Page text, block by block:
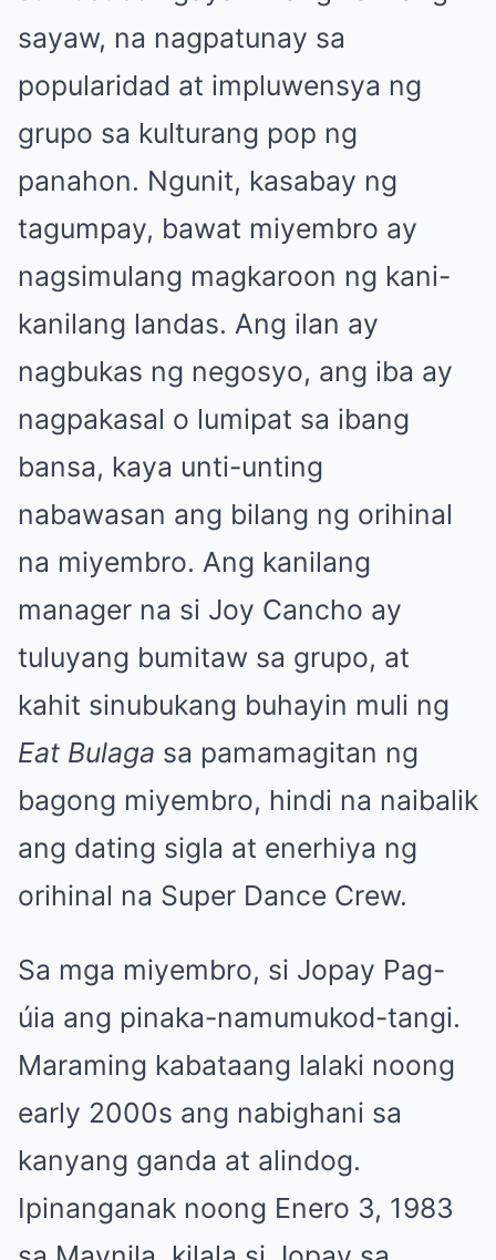
sayaw, na nagpatunay sa
popularidad at impluwensya ng
grupo sa kulturang pop ng
panahon. Ngunit, kasabay ng
tagumpay, bawat miyembro ay
nagsimulang magkaroon ng kani-
kanilang landas. Ang ilan ay
nagbukas ng negosyo, ang iba ay
nagpakasal o lumipat sa ibang
bansa, kaya unti-unting
nabawasan ang bilang ng orihinal
na miyembro. Ang kanilang
manager na si Joy Cancho ay
tuluyang bumitaw sa grupo, at
kahit sinubukang buhayin muli ng
Eat Bulaga sa pamamagitan ng
bagong miyembro, hindi na naibalik
ang dating sigla at enerhiya ng
orihinal na Super Dance Crew.
Sa mga miyembro, si Jopay Pag-
úia ang pinaka-namumukod-tangi.
Maraming kabataang lalaki noong
early 2000s ang nabighani sa
kanyang ganda at alindog.
Ipinanganak noong Enero 3, 1983